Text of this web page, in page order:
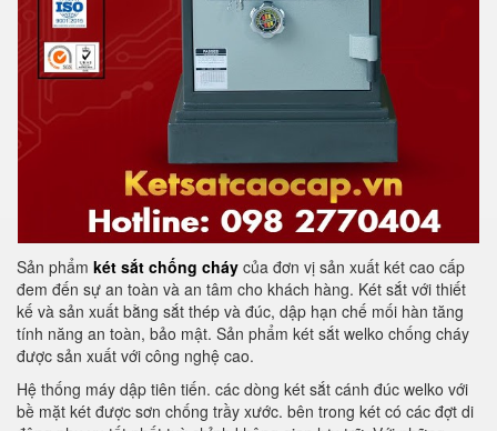
Sản phẩm két sắt chống cháy của đơn vị sản xuất két cao cấp
đem đến sự an toàn và an tâm cho khách hàng. Két sắt với thiết
kế và sản xuất bằng sắt thép và đúc, dập hạn chế mối hàn tăng
tính năng an toàn, bảo mật. Sản phẩm két sắt welko chống cháy
được sản xuất với công nghệ cao.
Hệ thống máy dập tiên tiến. các dòng két sắt cánh đúc welko với
bề mặt két được sơn chống trầy xước. bên trong két có các đợt di